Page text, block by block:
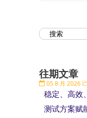
往期文章
05 8 月 2026
稳定、高效
测试方案赋